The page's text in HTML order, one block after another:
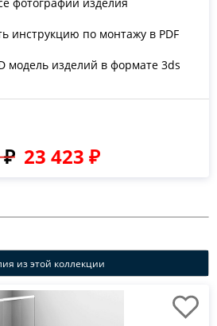
инструкцию по монтажу в PDF
модель изделий в формате 3ds
23 423 ₽
из этой коллекции